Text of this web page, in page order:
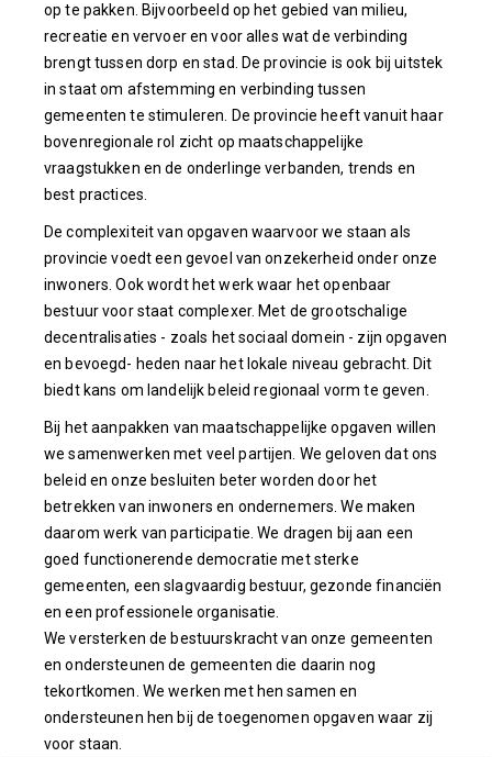
op te pakken. Bijvoorbeeld op het gebied van milieu,
recreatie en vervoer en voor alles wat de verbinding
brengt tussen dorp en stad. De provincie is ook bij uitstek
in staat om afstemming en verbinding tussen
gemeenten te stimuleren. De provincie heeft vanuit haar
bovenregionale rol zicht op maatschappelijke
vraagstukken en de onderlinge verbanden, trends en
best practices.
De complexiteit van opgaven waarvoor we staan als
provincie voedt een gevoel van onzekerheid onder onze
inwoners. Ook wordt het werk waar het openbaar
bestuur voor staat complexer. Met de grootschalige
decentralisaties - zoals het sociaal domein - zijn opgaven
en bevoegd- heden naar het lokale niveau gebracht. Dit
biedt kans om landelijk beleid regionaal vorm te geven.
Bij het aanpakken van maatschappelijke opgaven willen
we samenwerken met veel partijen. We geloven dat ons
beleid en onze besluiten beter worden door het
betrekken van inwoners en ondernemers. We maken
daarom werk van participatie. We dragen bij aan een
goed functionerende democratie met sterke
gemeenten, een slagvaardig bestuur, gezonde financiën
en een professionele organisatie.
We versterken de bestuurskracht van onze gemeenten
en ondersteunen de gemeenten die daarin nog
tekortkomen. We werken met hen samen en
ondersteunen hen bij de toegenomen opgaven waar zij
voor staan.